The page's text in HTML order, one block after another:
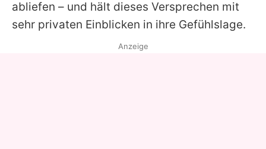
abliefen – und hält dieses Versprechen mit
sehr privaten Einblicken in ihre Gefühlslage.
Anzeige